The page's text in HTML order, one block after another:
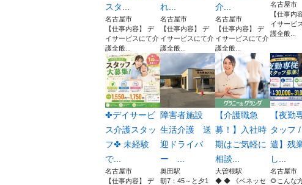
スタ...
名古屋市
【仕事内容】 デ
イサービスにて介
護全般...
れ...
名古屋市
【仕事内容】 デ
イサービスにて介
護全般...
介...
名古屋市
【仕事内容】 デ
イサービスにて介
護全般...
名古屋市
【仕事内
イサービ
護全般...
✤デイサービ
ス介護スタッ
フ✤ 未経験
で...
名古屋市
【仕事内容】 デ
障害者施設
生活介護 送
迎ドライバ
ー ...
奥田駅
朝7：45～と夕1
【介護職急
募！】入社時
期はご気軽に
相談...
大曽根駅
◆ ◆ 《ベネッセ
【夜勤
タッフ
遣】残
し...
名古屋市
🌻こんな